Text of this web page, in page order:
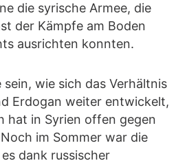
die syrische Armee, die
der Kämpfe am Boden
ausrichten konnten.
wie sich das Verhältnis
Erdogan weiter entwickelt,
hat in Syrien offen gegen
im Sommer war die
dank russischer